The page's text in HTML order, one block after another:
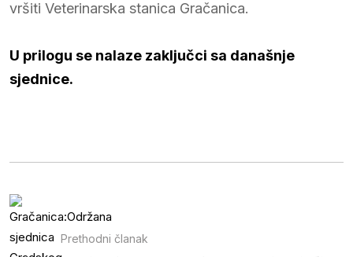
vršiti Veterinarska stanica Gračanica.
U prilogu se nalaze zaključci sa današnje
sjednice.
Prethodni članak